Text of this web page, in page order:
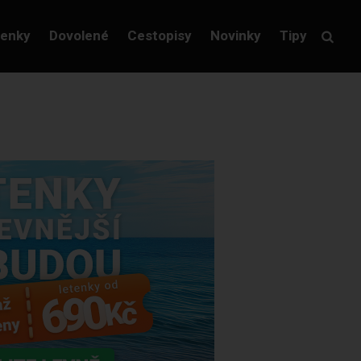
Dovolené Cestopisy Novinky Tipy